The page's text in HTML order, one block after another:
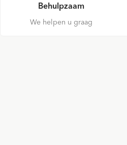
Behulpzaam
We helpen u graag